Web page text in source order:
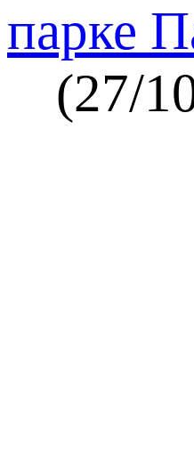
парке
(27/